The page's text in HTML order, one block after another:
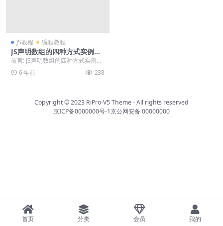
JS教程 编程教程
JS声明数组的四种方式实例代
码
前言: JS声明数组的四种方式实例代
码，如果对你有帮助就看看吧。 实
例代码: &...
6 年前 238
Copyright © 2023 RiPro-V5 Theme- All rights reserved
京ICP备0000000号-1京公网安备 00000000
首页 分类 会员 我的